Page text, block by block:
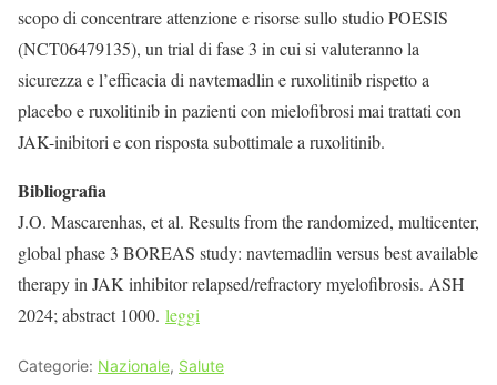
scopo di concentrare attenzione e risorse sullo studio POESIS
(NCT06479135), un trial di fase 3 in cui si valuteranno la
sicurezza e l’efficacia di navtemadlin e ruxolitinib rispetto a
placebo e ruxolitinib in pazienti con mielofibrosi mai trattati con
JAK-inibitori e con risposta subottimale a ruxolitinib.
Bibliografia
J.O. Mascarenhas, et al. Results from the randomized, multicenter,
global phase 3 BOREAS study: navtemadlin versus best available
therapy in JAK inhibitor relapsed/refractory myelofibrosis. ASH
2024; abstract 1000. leggi
Categorie: Nazionale, Salute